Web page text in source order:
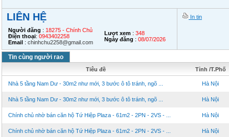
LIÊN HỆ
Người đăng : 18275 - Chính Chủ
Điện thoại: 0943402258
Email : chinhchu2258@gmail.com
Lượt xem : 348
Ngày đăng : 08/07/2026
In tin
Tin cùng người rao
Tiêu đề Tỉnh /T.Phố
Nhà 5 tầng Nam Dư - 30m2 như mới, 3 bước ô tô tránh, ngõ ... Hà Nội
Nhà 5 tầng Nam Dư - 30m2 như mới, 3 bước ô tô tránh, ngõ ... Hà Nội
Chính chủ nhờ bán căn hộ Tứ Hiệp Plaza - 61m2 - 2PN - 2VS - ... Hà Nội
Chính chủ nhờ bán căn hộ Tứ Hiệp Plaza - 61m2 - 2PN - 2VS - ... Hà Nội